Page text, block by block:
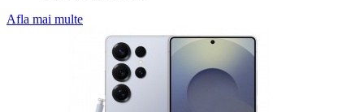
Afla mai multe